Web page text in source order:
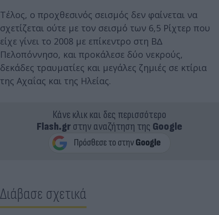
Τέλος, ο προχθεσινός σεισμός δεν φαίνεται να
σχετίζεται ούτε με τον σεισμό των 6,5 Ρίχτερ που
είχε γίνει το 2008 με επίκεντρο στη Β∆
Πελοπόννησο, και προκάλεσε δύο νεκρούς,
δεκάδες τραυματίες και μεγάλες ζημιές σε κτίρια
της Αχαΐας και της Ηλείας.
Κάνε κλικ και δες περισσότερο
Flash.grστην αναζήτηση της Google
Διάβασε σχετικά